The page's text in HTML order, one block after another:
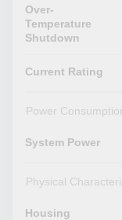
Over-
Temperature
Shutdown
Current Rating
Power
System Power
Physical
Housing